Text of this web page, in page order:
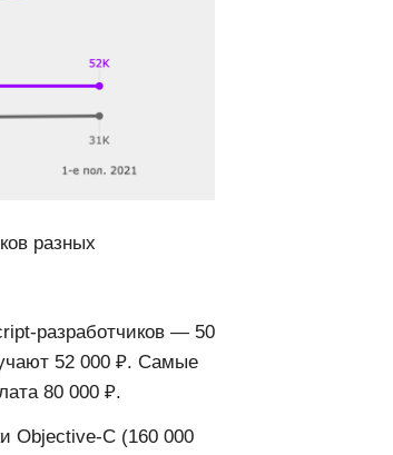
разных
разработчиков — 50
52 000 ₽. Самые
80 000 ₽.
Objective-C (160 000